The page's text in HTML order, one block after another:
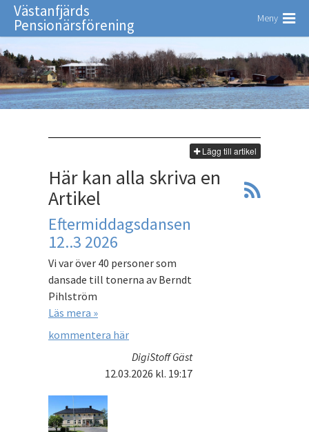
Västanfjärds
Pensionärsförening Meny
Lägg till artikel
Här kan alla skriva en
Artikel
Eftermiddagsdansen
12..3 2026
Vi var över 40 personer som
dansade till tonerna av Berndt
Pihlström
Läs mera »
kommentera här
DigiStoff Gäst
12.03.2026 kl. 19:17